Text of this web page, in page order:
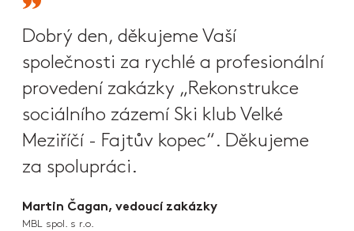
Dobrý den, děkujeme Vaší
společnosti za rychlé a profesionální
provedení zakázky „Rekonstrukce
sociálního zázemí Ski klub Velké
Meziříčí - Fajtův kopec“. Děkujeme
za spolupráci.
Martin Čagan, vedoucí zakázky
MBL spol. s r.o.